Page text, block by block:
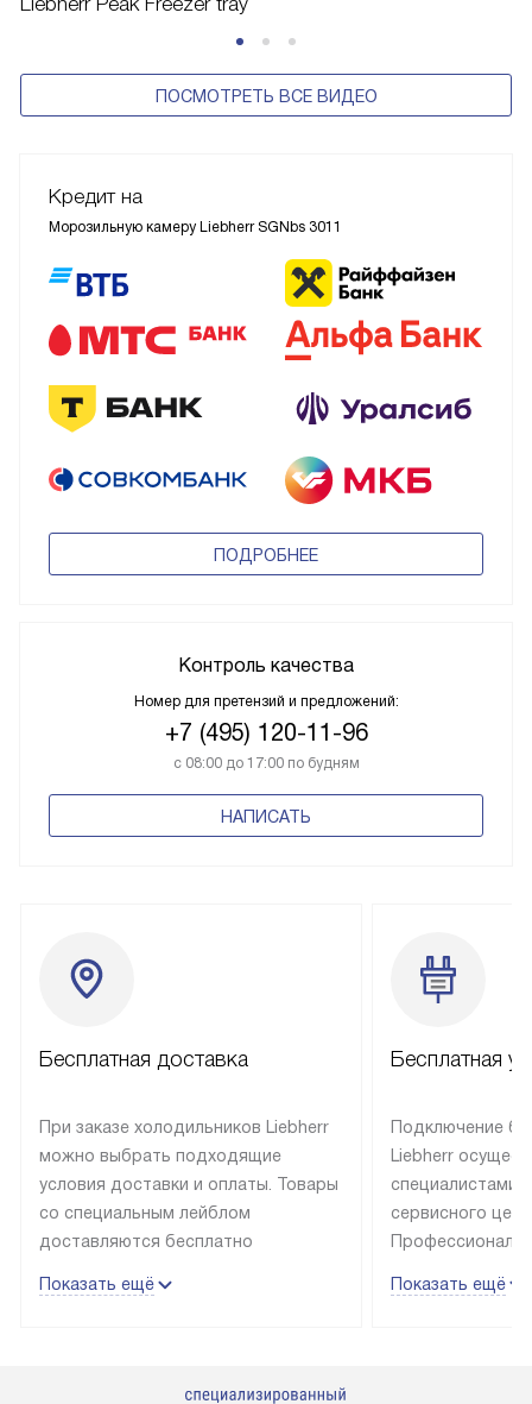
ПОСМОТРЕТЬ ВСЕ ВИДЕО
Кредит на
Морозильную камеру Liebherr SGNbs 3011
ПОДРОБНЕЕ
Контроль качества
Номер для претензий и предложений:
+7 (495) 120-11-96
с 08:00 до 17:00 по будням
НАПИСАТЬ
Бесплатная доставка
При заказе холодильников Liebherr
можно выбрать подходящие
условия доставки и оплаты. Товары
со специальным лейблом
доставляются бесплатно
до подъезда, выезд за МКАД
Показать ещё
Бесплатная
Подключение
Liebherr
специалистами
сервисного
эксплуатации
Показать ещё